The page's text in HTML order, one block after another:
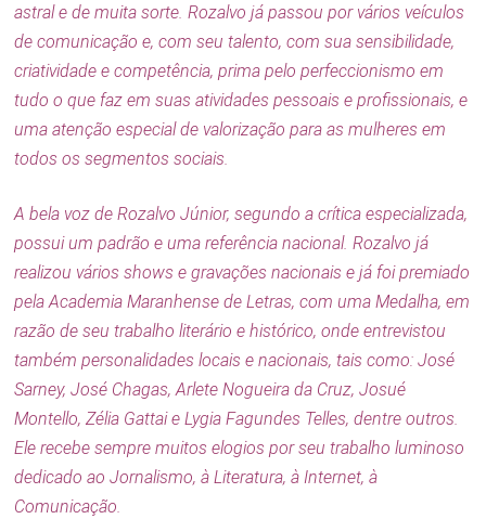
astral e de muita sorte. Rozalvo já passou por vários veículos
de comunicação e, com seu talento, com sua sensibilidade,
criatividade e competência, prima pelo perfeccionismo em
tudo o que faz em suas atividades pessoais e profissionais, e
uma atenção especial de valorização para as mulheres em
todos os segmentos sociais.
A bela voz de Rozalvo Júnior, segundo a crítica especializada,
possui um padrão e uma referência nacional. Rozalvo já
realizou vários shows e gravações nacionais e já foi premiado
pela Academia Maranhense de Letras, com uma Medalha, em
razão de seu trabalho literário e histórico, onde entrevistou
também personalidades locais e nacionais, tais como: José
Sarney, José Chagas, Arlete Nogueira da Cruz, Josué
Montello, Zélia Gattai e Lygia Fagundes Telles, dentre outros.
Ele recebe sempre muitos elogios por seu trabalho luminoso
dedicado ao Jornalismo, à Literatura, à Internet, à
Comunicação.